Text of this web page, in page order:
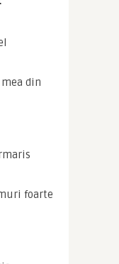
din
foarte